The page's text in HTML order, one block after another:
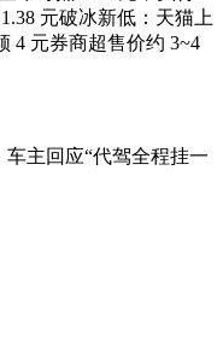
元破冰新低：天猫上
4 元券商超售价约 3~4